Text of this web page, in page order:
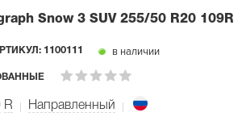
Snow 3 SUV 255/50 R20 109R
1100111 в наличии
R Направленный